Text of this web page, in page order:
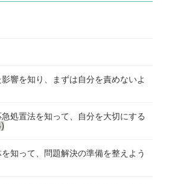
響を知り、まずは自分を責めないよ
処置法を知って、自分を大切にする
知って、問題解決の準備を整えよう